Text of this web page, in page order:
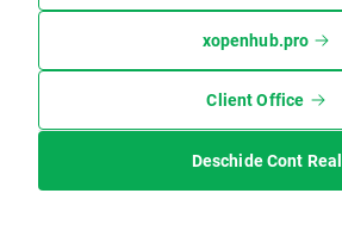
xopenhub.pro
Client Office
Deschide Cont Real